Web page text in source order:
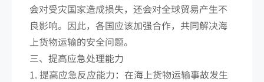
会对受灾国家造成损失，还会对全球贸易产生不
良影响。因此，各国应该加强合作，共同解决海
上货物运输的安全问题。
三、提高应急处理能力
1. 提高应急反应能力：在海上货物运输事故发生